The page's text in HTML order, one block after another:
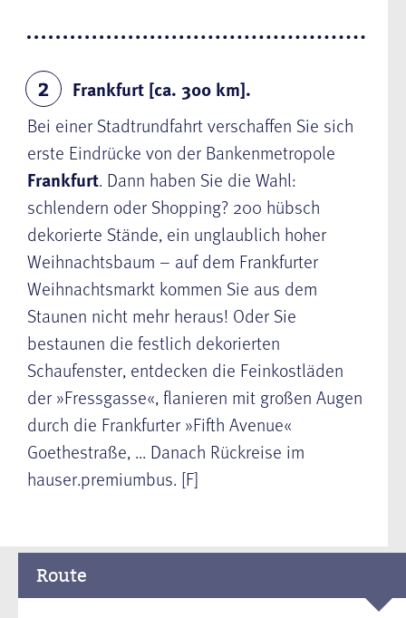
2
Frankfurt [ca. 300 km].
Bei einer Stadtrundfahrt verschaffen Sie sich
erste Eindrücke von der Bankenmetropole
Frankfurt. Dann haben Sie die Wahl:
schlendern oder Shopping? 200 hübsch
dekorierte Stände, ein unglaublich hoher
Weihnachtsbaum – auf dem Frankfurter
Weihnachtsmarkt kommen Sie aus dem
Staunen nicht mehr heraus! Oder Sie
bestaunen die festlich dekorierten
Schaufenster, entdecken die Feinkostläden
der »Fressgasse«, flanieren mit großen Augen
durch die Frankfurter »Fifth Avenue«
Goethestraße, ... Danach Rückreise im
hauser.premiumbus. [F]
Route